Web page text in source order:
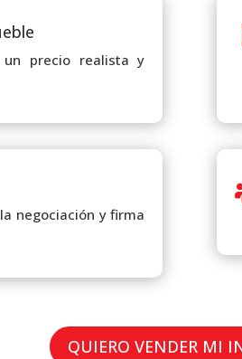
precio realista y
negociación y firma
QUIERO VENDER MI